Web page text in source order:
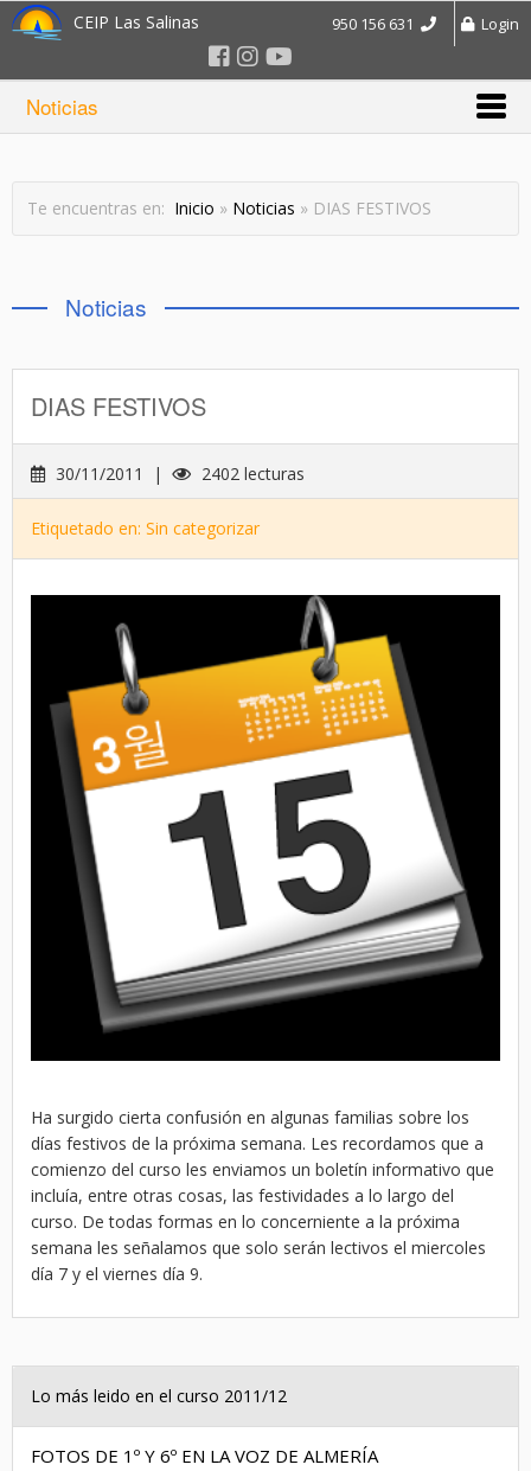
CEIP Las Salinas Login
950 156 631
Noticias
Te encuentras en: Inicio » Noticias » DIAS FESTIVOS
Noticias
DIAS FESTIVOS
30/11/2011 | 2402 lecturas
Etiquetado en: Sin categorizar
Ha surgido cierta confusión en algunas familias sobre los
días festivos de la próxima semana. Les recordamos que a
comienzo del curso les enviamos un boletín informativo que
incluía, entre otras cosas, las festividades a lo largo del
curso. De todas formas en lo concerniente a la próxima
semana les señalamos que solo serán lectivos el miercoles
día 7 y el viernes día 9.
Lo más leido en el curso 2011/12
FOTOS DE 1º Y 6º EN LA VOZ DE ALMERÍA